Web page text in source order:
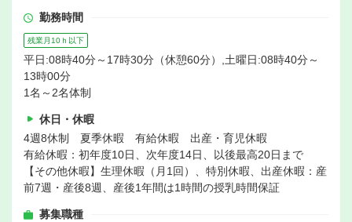
勤務時間
残業月10ｈ以下
平日:08時40分～17時30分（休憩60分）,土曜日:08時40分～
13時00分
1名～2名体制
休日・休暇
4週8休制 夏季休暇 有給休暇 出産・育児休暇
有給休暇：初年度10日、次年度14日、以後最高20日まで
【その他休暇】生理休暇（月1回）、特別休暇、出産休暇：産
前7週・産後8週、産後1年間は1時間の授乳時間保証
募集職種